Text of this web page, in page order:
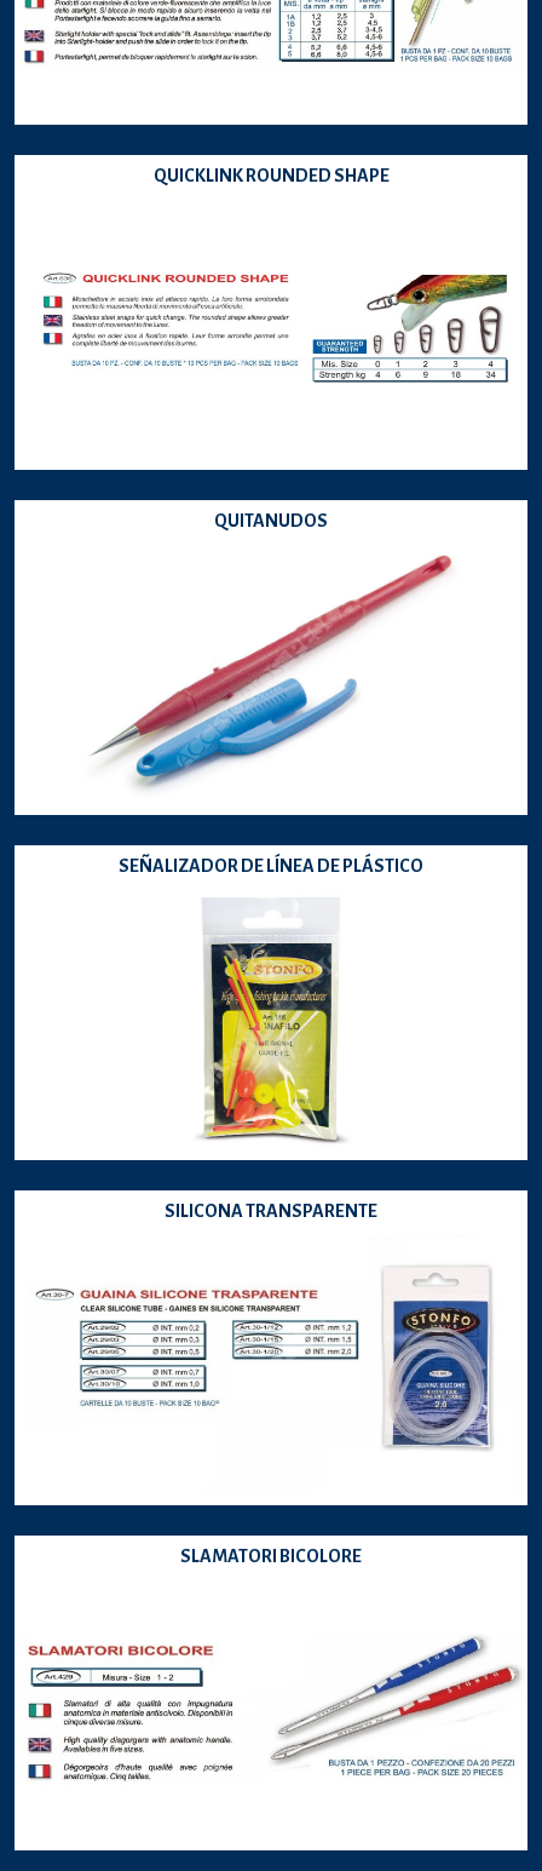
QUICKLINK ROUNDED SHAPE
QUITANUDOS
SEÑALIZADOR DE LÍNEA DE PLÁSTICO
SILICONA TRANSPARENTE
SLAMATORI BICOLORE